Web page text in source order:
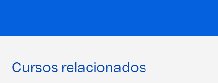
Cursos relacionados